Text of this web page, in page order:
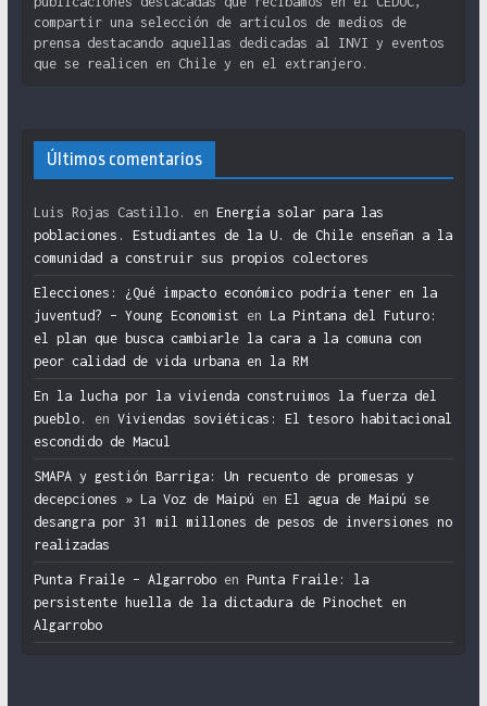
compartir una selección de artículos de medios de
prensa destacando aquellas dedicadas al INVI y eventos
que se realicen en Chile y en el extranjero.
Últimos comentarios
Luis Rojas Castillo. en Energía solar para las
poblaciones. Estudiantes de la U. de Chile enseñan a la
comunidad a construir sus propios colectores
Elecciones: ¿Qué impacto económico podría tener en la
juventud? – Young Economist en La Pintana del Futuro:
el plan que busca cambiarle la cara a la comuna con
peor calidad de vida urbana en la RM
En la lucha por la vivienda construimos la fuerza del
pueblo.
en Viviendas soviéticas: El tesoro habitacional
escondido de Macul
SMAPA y gestión Barriga: Un recuento de promesas y
decepciones » La Voz de Maipú en El agua de Maipú se
desangra por 31 mil millones de pesos de inversiones no
realizadas
Punta Fraile – Algarroboen Punta Fraile: la
persistente huella de la dictadura de Pinochet en
Algarrobo